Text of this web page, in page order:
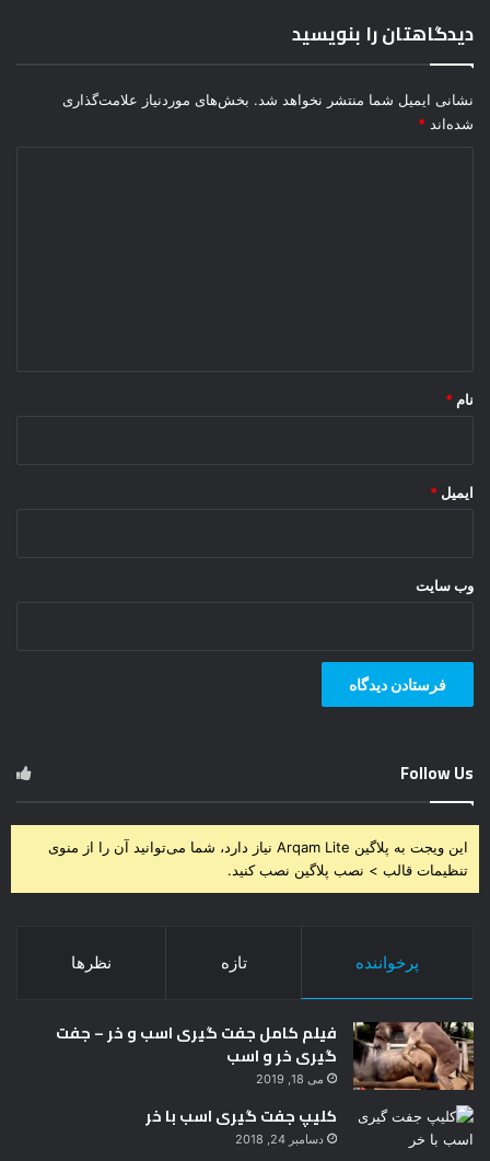
دیدگاهتان را بنویسید
نشانی ایمیل شما منتشر نخواهد شد. بخش‌های موردنیاز علامت‌گذاری
شده‌اند *
نام *
ایمیل *
وب‌ سایت
Follow Us
این ویجت به پلاگین Arqam Lite نیاز دارد، شما می‌توانید آن را از منوی
تنظیمات قالب > نصب پلاگین نصب کنید.
پرخواننده تازه نظرها
فیلم کامل جفت گیری اسب و خر – جفت
گیری خر و اسب
می 18, 2019
کلیپ جفت گیری اسب با خر
دسامبر 24, 2018